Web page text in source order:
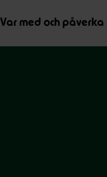
Var med och påverka